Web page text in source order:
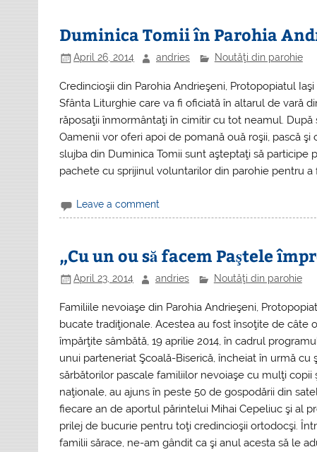
Duminica Tomii în Parohia
April 26, 2014 andries Noutăţi din parohie
Credincioşii din Parohia Andrieşeni, Protopopiatul
Sfânta Liturghie care va fi oficiată în altarul de vară
răposaţii înmormântaţi în cimitir cu tot neamul.
Oamenii vor oferi apoi de pomană ouă roşii, pască
slujba din Duminica Tomii sunt aşteptaţi să participe
pachete cu sprijinul voluntarilor din parohie pentru
Leave a comment
„Cu un ou să facem Paştele
April 23, 2014 andries Noutăţi din parohie
Familiile nevoiaşe din Parohia Andrieşeni,
bucate tradiţionale. Acestea au fost însoţite de câte
împărţite sâmbătă, 19 aprilie 2014, în cadrul
unui parteneriat Şcoală-Biserică, încheiat în urmă
sărbătorilor pascale familiilor nevoiaşe cu mulţi
naţionale, au ajuns în peste 50 de gospodării din
fiecare an de aportul părintelui Mihai Cepeliuc şi al
prilej de bucurie pentru toţi credincioşii ortodocşi.
familii sărace, ne-am gândit ca şi anul acesta să le